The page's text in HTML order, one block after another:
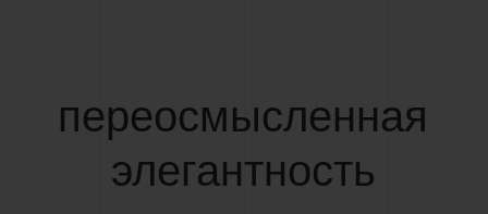
переосмысленная
элегантность